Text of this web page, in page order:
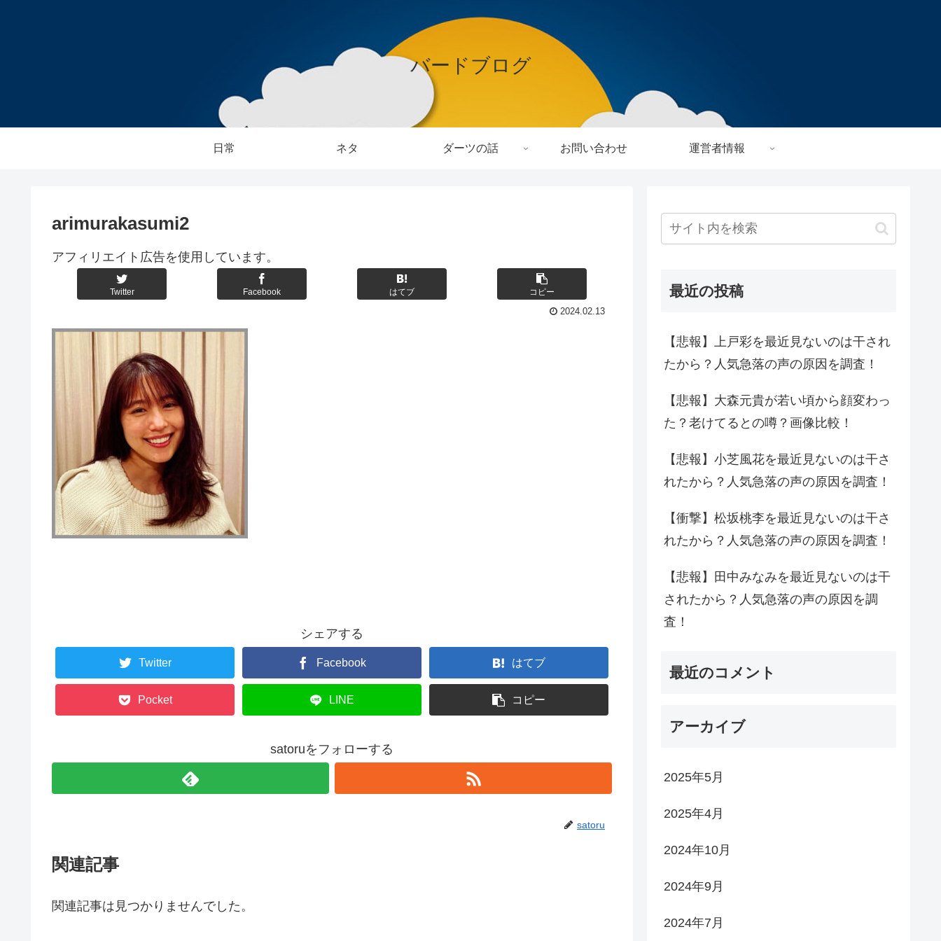
バードブログ
日常 ネタ ダーツの話 お問い合わせ 運営者情報
arimurakasumi2
アフィリエイト広告を使用しています。
Twitter Facebook はてブ コピー
2024.02.13
シェアする
Twitter Facebook はてブ
Pocket LINE コピー
satoruをフォローする
satoru
関連記事
関連記事は見つかりませんでした。
最近の投稿
【悲報】上戸彩を最近見ないのは干され
たから？人気急落の声の原因を調査！
【悲報】大森元貴が若い頃から顔変わっ
た？老けてるとの噂？画像比較！
【悲報】小芝風花を最近見ないのは干さ
れたから？人気急落の声の原因を調査！
【衝撃】松坂桃李を最近見ないのは干さ
れたから？人気急落の声の原因を調査！
【悲報】田中みなみを最近見ないのは干
されたから？人気急落の声の原因を調
査！
最近のコメント
アーカイブ
2025年5月
2025年4月
2024年10月
2024年9月
2024年7月